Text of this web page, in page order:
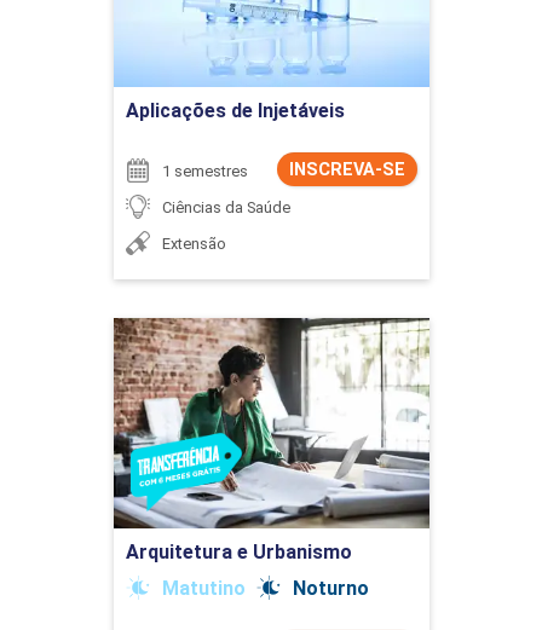
Aplicações de Injetáveis
INSCREVA-SE
1 semestres
Ciências da Saúde
Extensão
Ir para Inscrição
Arquitetura e Urbanismo
Matutino
Noturno
Arquitetura e Urbanismo
Detalhes do curso
Ir para Inscrição